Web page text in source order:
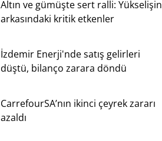
Altın ve gümüşte sert ralli: Yükselişin
arkasındaki kritik etkenler
İzdemir Enerji'nde satış gelirleri
düştü, bilanço zarara döndü
CarrefourSA’nın ikinci çeyrek zararı
azaldı